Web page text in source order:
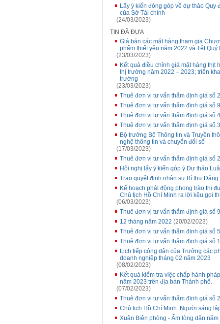
Lấy ý kiến đóng góp về dự thảo
của Sở Tài chính
(24/03/2023)
TIN ĐÃ ĐƯA
Giá bán các mặt hàng tham gia
phẩm thiết yếu năm 2022 và Tết
(23/03/2023)
Kết quả điều chỉnh giá mặt hàng
thị trường năm 2022 – 2023; triển
trường
(23/03/2023)
Thuê đơn vị tư vấn thẩm định giá số
Thuê đơn vị tư vấn thẩm định giá số
Thuê đơn vị tư vấn thẩm định giá số
Thuê đơn vị tư vấn thẩm định giá số
Bộ trưởng Bộ Thông tin và Truyền
nghệ thông tin và chuyển đổi số
(17/03/2023)
Thuê đơn vị tư vấn thẩm định giá số
Hội nghị lấy ý kiến góp ý Dự thảo
Trao quyết định nhân sự Bí thư
Kế hoạch phát động phong trào thi
Chủ tịch Hồ Chí Minh ra lời kêu gọi
(06/03/2023)
Thuê đơn vị tư vấn thẩm định giá số
12 tháng năm 2022 (20/02/2023)
Thuê đơn vị tư vấn thẩm định giá số
Thuê đơn vị tư vấn thẩm định giá số
Lịch tiếp công dân của Trưởng các
doanh nghiệp tháng 02 năm 2023
(08/02/2023)
Kết quả kiểm tra việc chấp hành
năm 2023 trên địa bàn Thành phố.
(07/02/2023)
Thuê đơn vị tư vấn thẩm định giá số
Chủ tịch Hồ Chí Minh: Người sáng
Xuân Biên phòng - Ấm lòng dân năm